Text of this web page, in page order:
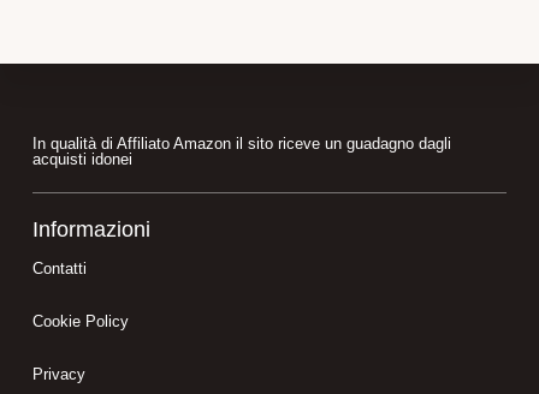
Footer
In qualità di Affiliato Amazon il sito riceve un guadagno dagli
acquisti idonei
Informazioni
Contatti
Cookie Policy
Privacy